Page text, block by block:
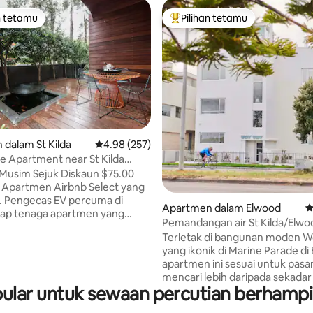
5, 116 ulasan
tetamu
tetamu
St Kilda Penarafan purata 4.98 daripada 5, 257 ulasan
4.98 (257)
Apartment near St Kilda
Sejuk Diskaun $75.00
Airbnb Select yang
bergaya dan berehat sahaja!
bahawa 4WD atau Van
Pilihan utama tetamu
Pilihan tetamu
Apartmen dalam Elwood
Pemandangan air St Kilda/
Woy One
Terletak di bangunan moden
yang ikonik di Marine Parade di
apartmen ini sesuai untuk
mencari lebih daripada
hotel. Pemandangan
sentiasa berubah. Nikmati
untuk sewaan percutian